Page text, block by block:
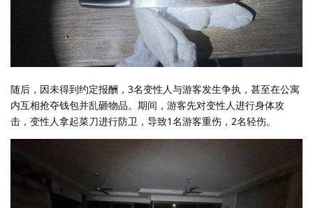
随后，因未得到约定报酬，3名变性人与游客发生争执，甚至在公寓
内互相抢夺钱包并乱砸物品。期间，游客先对变性人进行身体攻
击，变性人拿起菜刀进行防卫，导致1名游客重伤，2名轻伤。